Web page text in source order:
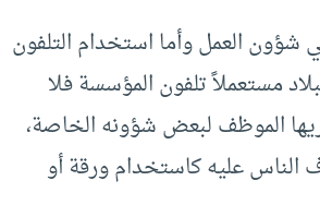
العمل وأما استخدام التلفون
مستعملاً تلفون المؤسسة فلا
الموظف لبعض شؤونه الخاصة،
الناس عليه كاستخدام ورقة أو